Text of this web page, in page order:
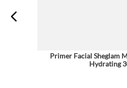
Primer Facial Sheglam
Hydrating